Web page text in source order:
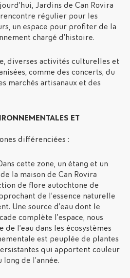
Jardins de Can Rovira
régulier pour les
un espace pour profiter de la
chargé d’histoire.
diverses activités culturelles et
comme des concerts, du
marchés artisanaux et des
ET
différenciées :
cette zone, un étang et un
la maison de Can Rovira
de flore autochtone de
de l’essence naturelle
Une source d’eau dont le
complète l’espace, nous
l’eau dans les écosystèmes
est peuplée de plantes
qui apportent couleur
de l’année.